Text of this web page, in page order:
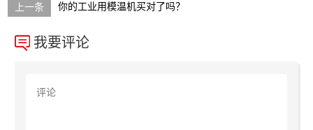
你的工业用模温机买对了吗？
我要评论